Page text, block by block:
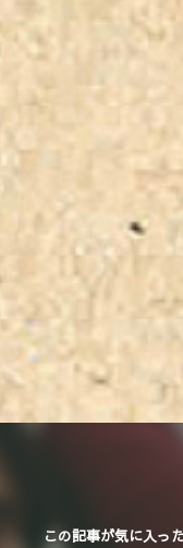
この記事が気に入っ